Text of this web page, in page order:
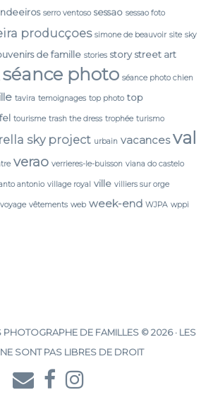
serro ventoso sessao sessao foto
producçoes simone de beauvoir site sky
de famille stories story street art
séance photo séance photo chien
tavira temoignages top photo top
tourisme trash the dress trophée turismo
sky project urbain vacances val
verao verrieres-le-buisson viana do castelo
antonio village royal ville villiers sur orge
voyage vêtements web week-end WJPA wppi
DE FAMILLES © 2026 · LES
SONT PAS LIBRES DE DROIT